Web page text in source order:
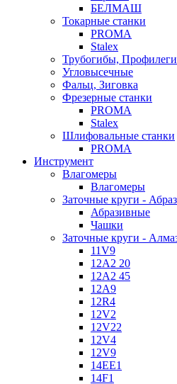
БЕЛМАШ
Токарные станки
PROMA
Stalex
Трубогибы,
Угловысечные
Фальц, Зиговка
Фрезерные станки
PROMA
Stalex
Шлифовальные станки
PROMA
Инструмент
Влагомеры
Влагомеры
Заточные круги -
Абразивные
Чашки
Заточные круги -
11V9
12A2 20
12A2 45
12A9
12R4
12V2
12V22
12V4
12V9
14EE1
14F1